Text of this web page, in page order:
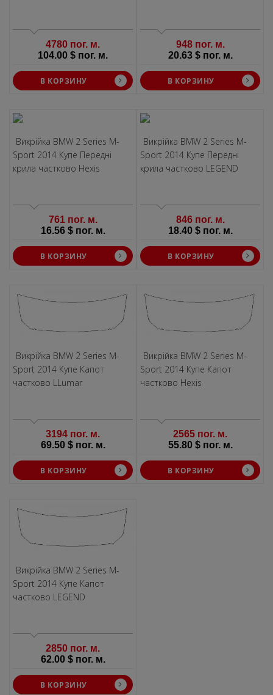
4780 пог. м.
104.00 $ пог. м.
В КОРЗИНУ
948 пог. м.
20.63 $ пог. м.
В КОРЗИНУ
Викрiйка BMW 2 Series M-
Sport 2014 Купе Передні
крила частково Hexis
761 пог. м.
16.56 $ пог. м.
В КОРЗИНУ
Викрiйка BMW 2 Series M-
Sport 2014 Купе Передні
крила частково LEGEND
846 пог. м.
18.40 $ пог. м.
В КОРЗИНУ
Викрiйка BMW 2 Series M-
Sport 2014 Купе Капот
частково LLumar
3194 пог. м.
69.50 $ пог. м.
В КОРЗИНУ
Викрiйка BMW 2 Series M-
Sport 2014 Купе Капот
частково Hexis
2565 пог. м.
55.80 $ пог. м.
В КОРЗИНУ
Викрiйка BMW 2 Series M-
Sport 2014 Купе Капот
частково LEGEND
2850 пог. м.
62.00 $ пог. м.
В КОРЗИНУ